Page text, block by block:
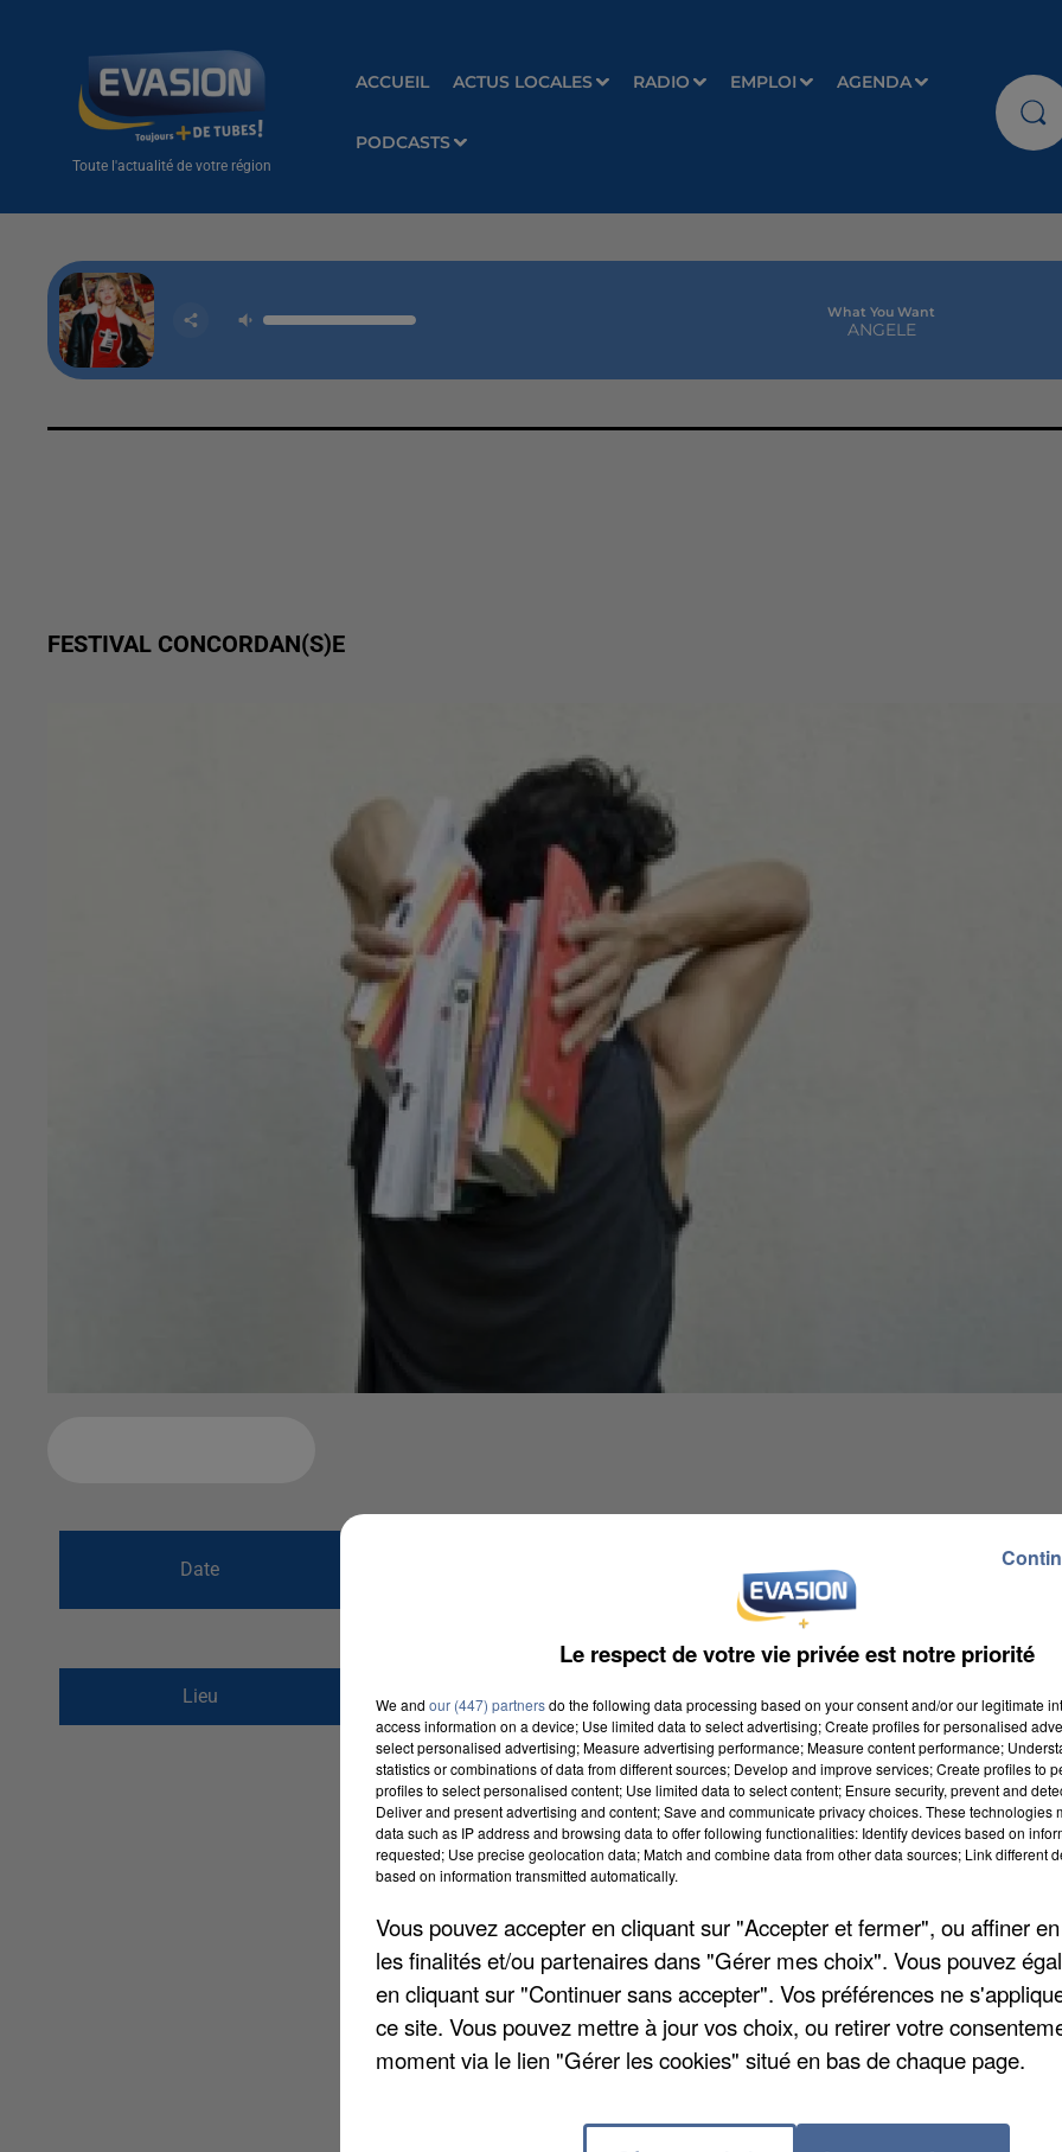
Toute l'actualité de votre région
ACCUEIL ACTUS LOCALES RADIO EMPLOI AGENDA
PODCASTS
What You Want
ANGELE
FESTIVAL CONCORDAN(S)E
Date
Lieu
77600 BUSSY SAINT MARTIN
Le respect de votre vie privée est notre priorité
We and our (447) partnersdo the following data processing based on your consent and/or our legitimate
access information on a device; Use limited data to select advertising; Create profiles for personalised
select personalised advertising; Measure advertising performance; Measure content performance;
statistics or combinations of data from different sources; Develop and improve services; Create profiles to
profiles to select personalised content; Use limited data to select content; Ensure security, prevent and
Deliver and present advertising and content; Save and communicate privacy choices. These technologies
data such as IP address and browsing data to offer following functionalities: Identify devices based on
requested; Use precise geolocation data; Match and combine data from other data sources; Link different
based on information transmitted automatically.
Vous pouvez accepter en cliquant sur "Accepter et fermer", ou affiner
les finalités et/ou partenaires dans "Gérer mes choix". Vous pouvez
en cliquant sur "Continuer sans accepter". Vos préférences ne
ce site. Vous pouvez mettre à jour vos choix, ou retirer votre
moment via le lien "Gérer les cookies" situé en bas de chaque page.